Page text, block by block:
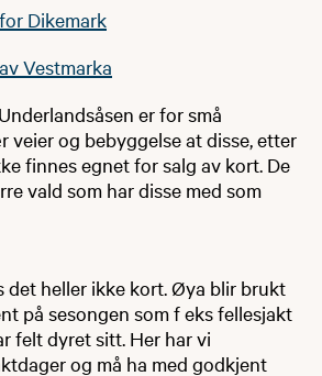
Dikemark
Vestmarka
er for små
veier og bebyggelse at disse, etter
finnes egnet for salg av kort. De
vald som har disse med som
det heller ikke kort. Øya blir brukt
på sesongen som f eks fellesjakt
felt dyret sitt. Her har vi
og må ha med godkjent